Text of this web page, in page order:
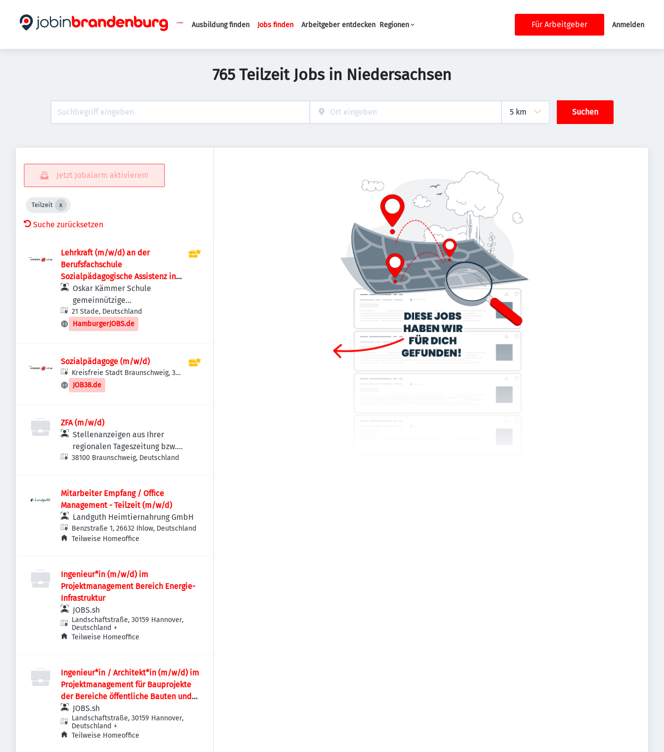
Haupt-Navigation
Ausbildung finden Jobs finden Arbeitgeber entdecken Regionen Für Arbeitgeber Anmelden
765 Teilzeit Jobs in Niedersachsen
Suchen
Jetzt Jobalarm aktivieren!
Teilzeit
Suche zurücksetzen
Lehrkraft (m/w/d) an der
Berufsfachschule
Sozialpädagogische Assistenz in
StadeOskar Kämmer Schule
gemeinnützige
Bildungsgesellschaft mbH
21 Stade, Deutschland
HamburgerJOBS.de
Sozialpädagoge (m/w/d)
Kreisfreie Stadt Braunschweig, 38
Braunschweig, Deutschland
JOB38.de
ZFA (m/w/d)
Stellenanzeigen aus Ihrer
regionalen Tageszeitung bzw.
Anzeigenzeitung
38100 Braunschweig, Deutschland
Mitarbeiter Empfang / Office
Management - Teilzeit (m/w/d)
Landguth Heimtiernahrung GmbH
Benzstraße 1, 26632 Ihlow, Deutschland
Teilweise Homeoffice
Ingenieur*in (m/w/d) im
Projektmanagement Bereich Energie-
Infrastruktur
JOBS.sh
Landschaftstraße, 30159 Hannover,
Deutschland +
Teilweise Homeoffice
Ingenieur*in / Architekt*in (m/w/d) im
Projektmanagement für Bauprojekte
der Bereiche öffentliche Bauten und
Industriebauten / Infrastruktur
JOBS.sh
Landschaftstraße, 30159 Hannover,
Deutschland +
Teilweise Homeoffice